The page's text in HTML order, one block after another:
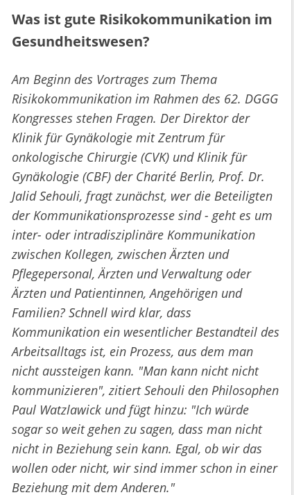
Was ist gute Risikokommunikation im
Gesundheitswesen?
Am Beginn des Vortrages zum Thema
Risikokommunikation im Rahmen des 62. DGGG
Kongresses stehen Fragen. Der Direktor der
Klinik für Gynäkologie mit Zentrum für
onkologische Chirurgie (CVK) und Klinik für
Gynäkologie (CBF) der Charité Berlin, Prof. Dr.
Jalid Sehouli, fragt zunächst, wer die Beteiligten
der Kommunikationsprozesse sind - geht es um
inter- oder intradisziplinäre Kommunikation
zwischen Kollegen, zwischen Ärzten und
Pflegepersonal, Ärzten und Verwaltung oder
Ärzten und Patientinnen, Angehörigen und
Familien? Schnell wird klar, dass
Kommunikation ein wesentlicher Bestandteil des
Arbeitsalltags ist, ein Prozess, aus dem man
nicht aussteigen kann. "Man kann nicht nicht
kommunizieren", zitiert Sehouli den Philosophen
Paul Watzlawick und fügt hinzu: "Ich würde
sogar so weit gehen zu sagen, dass man nicht
nicht in Beziehung sein kann. Egal, ob wir das
wollen oder nicht, wir sind immer schon in einer
Beziehung mit dem Anderen."